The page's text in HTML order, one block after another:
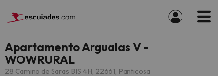
Apartamento Argualas V -
WOWRURAL
28 Camino de Saras BIS 4H, 22661, Panticosa